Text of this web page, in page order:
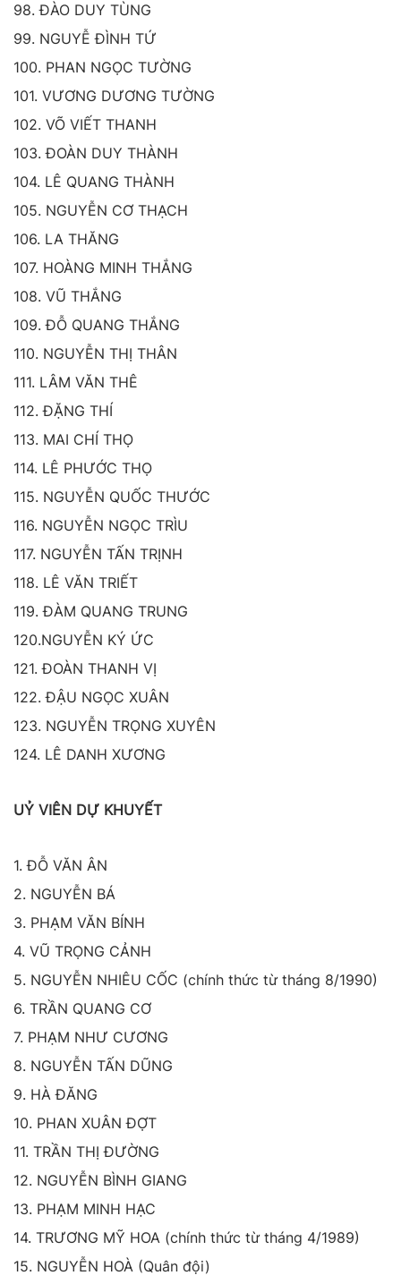
98. ĐÀO DUY TÙNG
99. NGUYỄ ĐÌNH TỨ
100. PHAN NGỌC TƯỜNG
101. VƯƠNG DƯƠNG TƯỜNG
102. VÕ VIẾT THANH
103. ĐOÀN DUY THÀNH
104. LÊ QUANG THÀNH
105. NGUYỄN CƠ THẠCH
106. LA THĂNG
107. HOÀNG MINH THẮNG
108. VŨ THẮNG
109. ĐỖ QUANG THẮNG
110. NGUYỄN THỊ THÂN
111. LÂM VĂN THÊ
112. ĐẶNG THÍ
113. MAI CHÍ THỌ
114. LÊ PHƯỚC THỌ
115. NGUYỄN QUỐC THƯỚC
116. NGUYỄN NGỌC TRÌU
117. NGUYỄN TẤN TRỊNH
118. LÊ VĂN TRIẾT
119. ĐÀM QUANG TRUNG
120.NGUYỄN KÝ ỨC
121. ĐOÀN THANH VỊ
122. ĐẬU NGỌC XUÂN
123. NGUYỄN TRỌNG XUYÊN
124. LÊ DANH XƯƠNG
UỶ VIÊN DỰ KHUYẾT
1. ĐỖ VĂN ÂN
2. NGUYỄN BÁ
3. PHẠM VĂN BÍNH
4. VŨ TRỌNG CẢNH
5. NGUYỄN NHIÊU CỐC (chính thức từ tháng 8/1990)
6. TRẦN QUANG CƠ
7. PHẠM NHƯ CƯƠNG
8. NGUYỄN TẤN DŨNG
9. HÀ ĐĂNG
10. PHAN XUÂN ĐỢT
11. TRẦN THỊ ĐƯỜNG
12. NGUYỄN BÌNH GIANG
13. PHẠM MINH HẠC
14. TRƯƠNG MỸ HOA (chính thức từ tháng 4/1989)
15. NGUYỄN HOÀ (Quân đội)